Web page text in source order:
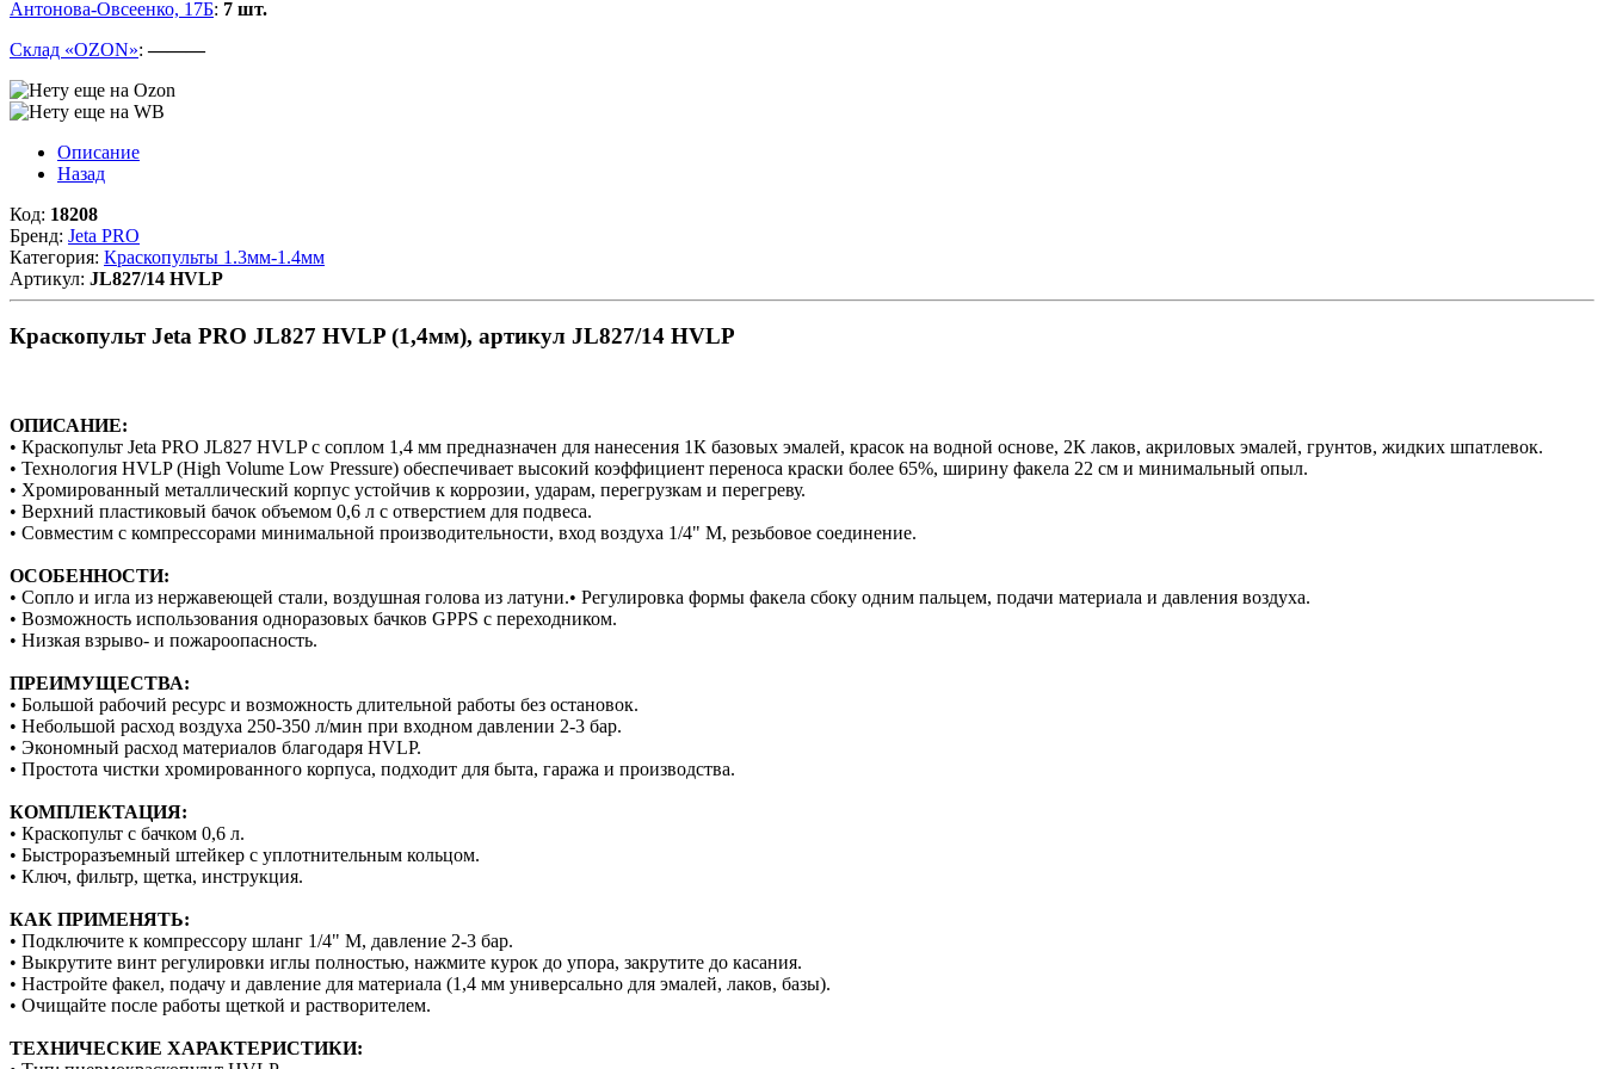
Антонова-Овсеенко, 17Б: 7 шт.
Склад «OZON»:———
Описание
Назад
Код: 18208
Бренд: Jeta PRO
Категория: Краскопульты 1.3мм-1.4мм
Артикул: JL827/14 HVLP
Краскопульт Jeta PRO JL827 HVLP (1,4мм), артикул JL827/14 HVLP
ОПИСАНИЕ:
• Краскопульт Jeta PRO JL827 HVLP с соплом 1,4 мм предназначен для нанесения 1К базовых эмалей, красок на водной основе, 2К лаков, акриловых эмалей, грунтов, жидких шпатлевок.
• Технология HVLP (High Volume Low Pressure) обеспечивает высокий коэффициент переноса краски более 65%, ширину факела 22 см и минимальный опыл.
• Хромированный металлический корпус устойчив к коррозии, ударам, перегрузкам и перегреву.
• Верхний пластиковый бачок объемом 0,6 л с отверстием для подвеса.
• Совместим с компрессорами минимальной производительности, вход воздуха 1/4" М, резьбовое соединение.
ОСОБЕННОСТИ:
• Сопло и игла из нержавеющей стали, воздушная голова из латуни.• Регулировка формы факела сбоку одним пальцем, подачи материала и давления воздуха.
• Возможность использования одноразовых бачков GPPS с переходником.
• Низкая взрыво- и пожароопасность.
ПРЕИМУЩЕСТВА:
• Большой рабочий ресурс и возможность длительной работы без остановок.
• Небольшой расход воздуха 250-350 л/мин при входном давлении 2-3 бар.
• Экономный расход материалов благодаря HVLP.
• Простота чистки хромированного корпуса, подходит для быта, гаража и производства.
КОМПЛЕКТАЦИЯ:
• Краскопульт с бачком 0,6 л.
• Быстроразъемный штейкер с уплотнительным кольцом.
• Ключ, фильтр, щетка, инструкция.
КАК ПРИМЕНЯТЬ:
• Подключите к компрессору шланг 1/4" М, давление 2-3 бар.
• Выкрутите винт регулировки иглы полностью, нажмите курок до упора, закрутите до касания.
• Настройте факел, подачу и давление для материала (1,4 мм универсально для эмалей, лаков, базы).
• Очищайте после работы щеткой и растворителем.
ТЕХНИЧЕСКИЕ ХАРАКТЕРИСТИКИ: